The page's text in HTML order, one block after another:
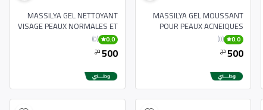
MASSILYA GEL MOUSSANT
POUR PEAUX ACNEIQUES
250ML
0.0
(0)
500دج
MASSILYA GEL NETTOYANT
VISAGE PEAUX NORMALES ET
MIXTES 250ML
0.0
(0)
500دج